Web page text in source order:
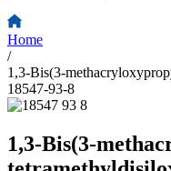
Home
/
1,3-Bis(3-
18547-93-8
1,3-Bis(3-